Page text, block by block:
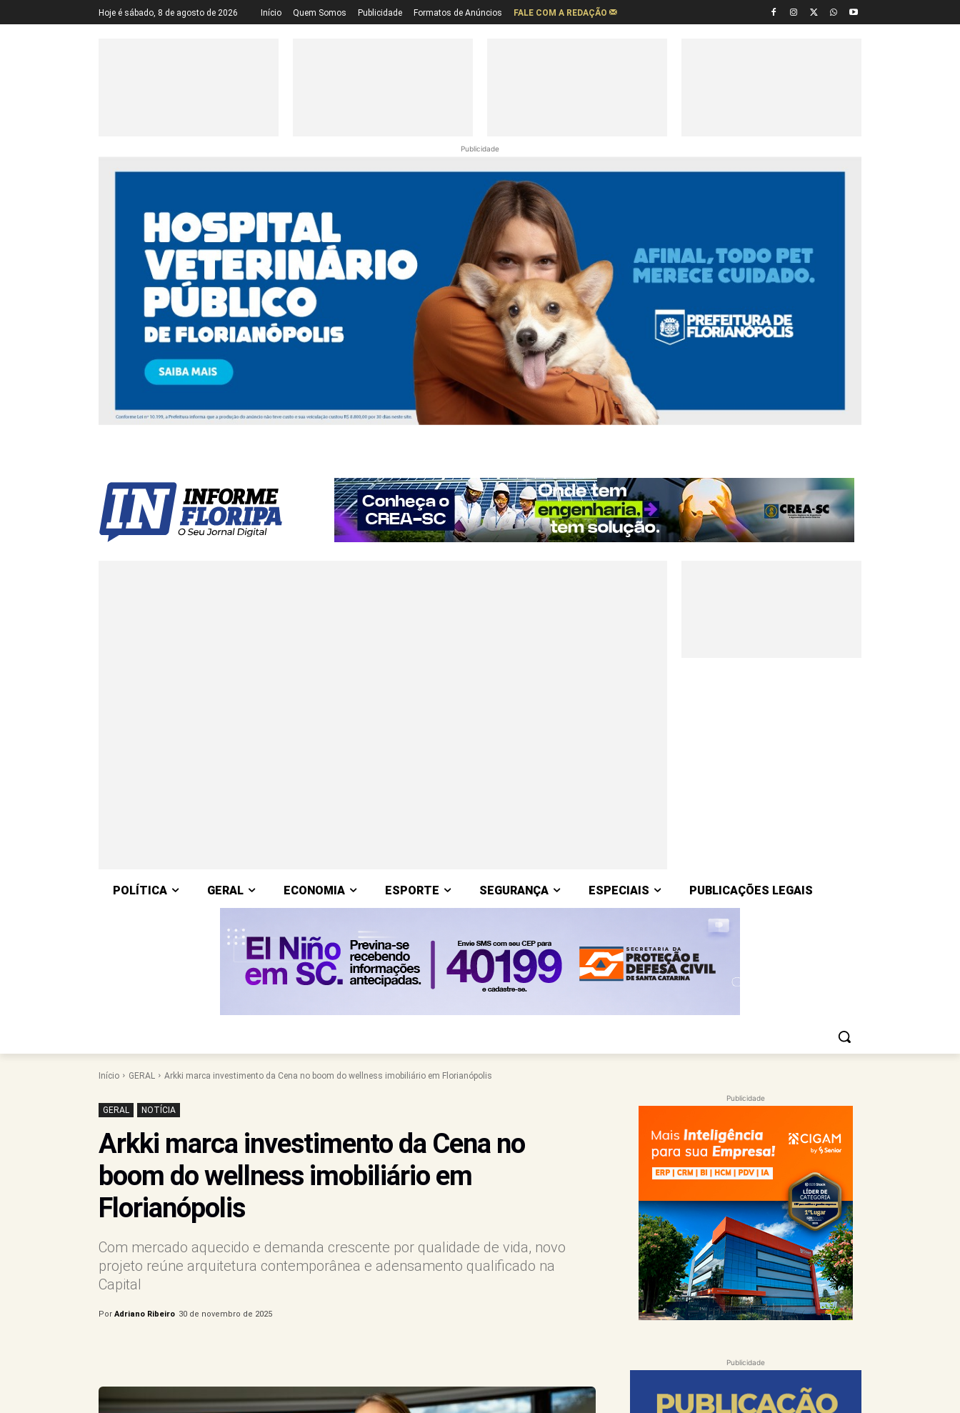
Hoje é sábado, 8 de agosto de 2026 Início Quem Somos Publicidade Formatos de Anúncios FALE COM A REDAÇÃO
Publicidade
POLÍTICA GERAL ECONOMIA ESPORTE SEGURANÇA ESPECIAIS PUBLICAÇÕES LEGAIS
Início GERAL Arkki marca investimento da Cena no boom do wellness imobiliário em Florianópolis
GERAL NOTÍCIA
Arkki marca investimento da Cena no
boom do wellness imobiliário em
Florianópolis
Com mercado aquecido e demanda crescente por qualidade de vida, novo
projeto reúne arquitetura contemporânea e adensamento qualificado na
Capital
Por Adriano Ribeiro 30 de novembro de 2025
Publicidade
Publicidade